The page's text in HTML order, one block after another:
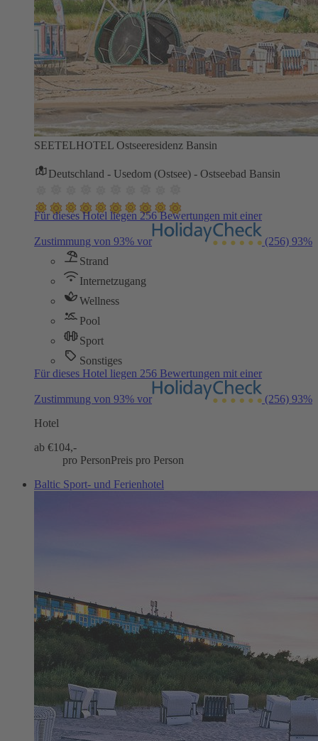
SEETELHOTEL Ostseeresidenz Bansin
Deutschland - Usedom (Ostsee) - Ostseebad Bansin
Für dieses Hotel liegen 256 Bewertungen mit einer
Zustimmung von 93% vor (256) 93%
Strand
Internetzugang
Wellness
Pool
Sport
Sonstiges
Für dieses Hotel liegen 256 Bewertungen mit einer
Zustimmung von 93% vor (256) 93%
Hotel
ab €104,-
pro PersonPreis pro Person
Baltic Sport- und Ferienhotel